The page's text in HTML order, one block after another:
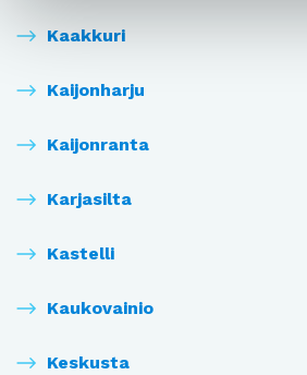
Kaakkuri
Kaijonharju
Kaijonranta
Karjasilta
Kastelli
Kaukovainio
Keskusta